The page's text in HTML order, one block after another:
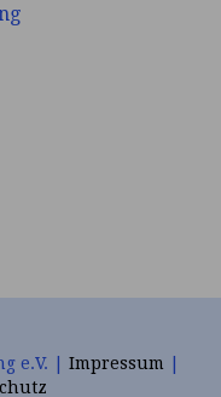
e.V. | Impressum